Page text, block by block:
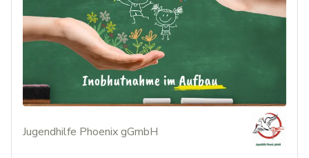
Jugendhilfe Phoenix gGmbH